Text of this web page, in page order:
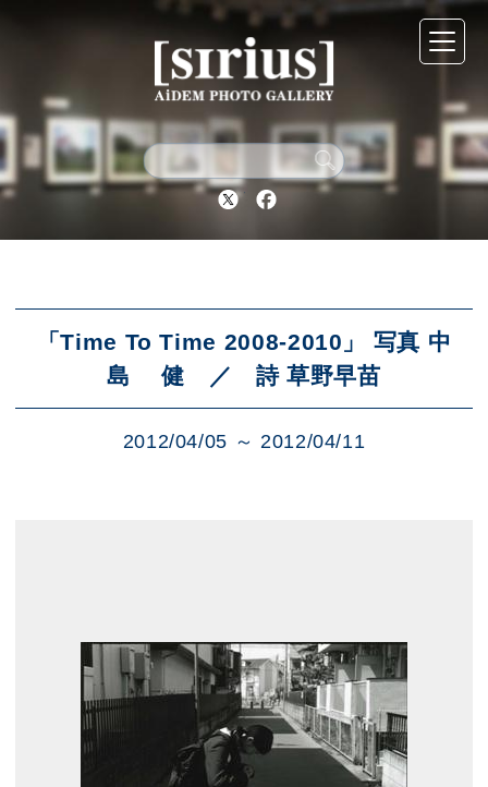
Twitter Facebook
「Time To Time 2008-2010」 写真 中
島 健 ／ 詩 草野早苗
2012/04/05 ～ 2012/04/11
シリウスについて
展示スケジュール
アクセス
ブログ